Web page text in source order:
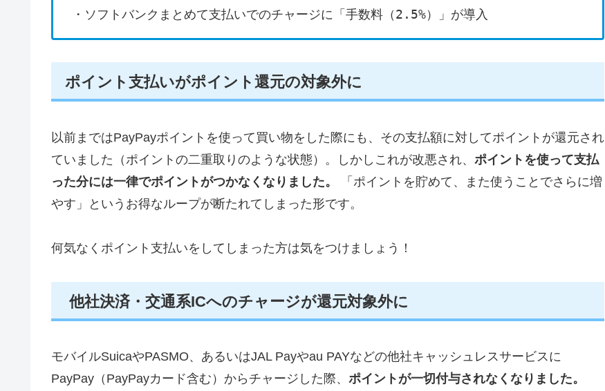
・ソフトバンクまとめて支払いでのチャージに「手数料（2.5%）」が導入
ポイント支払いがポイント還元の対象外に
以前まではPayPayポイントを使って買い物をした際にも、その支払額に対してポイントが還元され
ていました（ポイントの二重取りのような状態）。しかしこれが改悪され、 ポイントを使って支払
った分には一律でポイントがつかなくなりました。
「ポイントを貯めて、また使うことでさらに増
やす」というお得なループが断たれてしまった形です。
何気なくポイント支払いをしてしまった方は気をつけましょう！
他社決済・交通系ICへのチャージが還元対象外に
モバイルSuicaやPASMO、あるいはJAL Payやau PAYなどの他社キャッシュレスサービスに
PayPay（PayPayカード含む）からチャージした際、 ポイントが一切付与されなくなりました。